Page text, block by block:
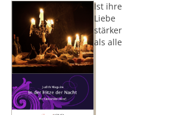
Ist ihre
Liebe
stärker
als alle